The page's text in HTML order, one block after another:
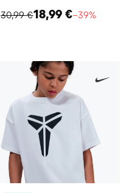
30,99 €18,99 €−39%